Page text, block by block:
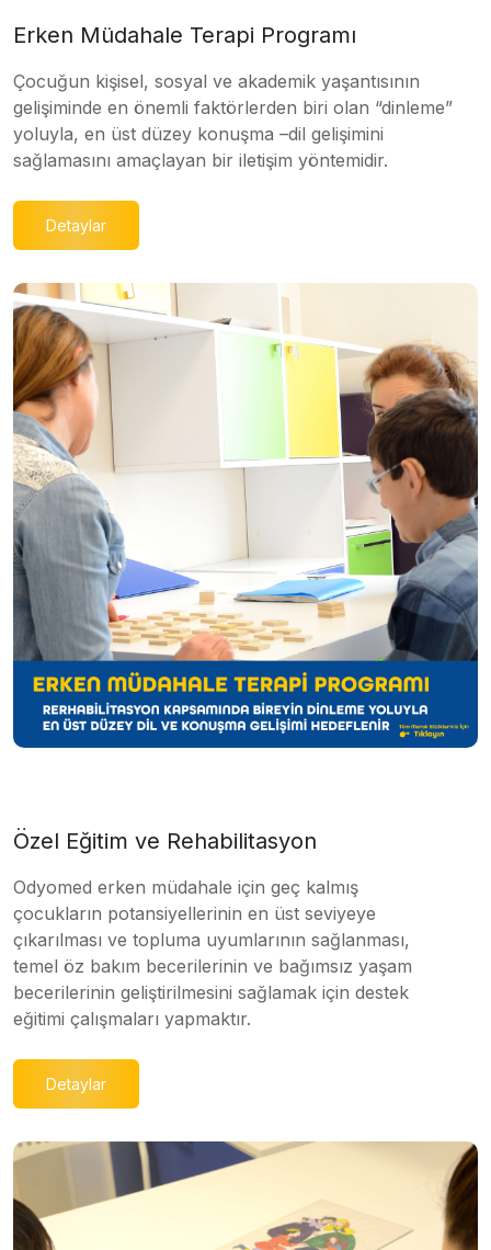
Erken Müdahale Terapi Programı
Çocuğun kişisel, sosyal ve akademik yaşantısının
gelişiminde en önemli faktörlerden biri olan “dinleme”
yoluyla, en üst düzey konuşma –dil gelişimini
sağlamasını amaçlayan bir iletişim yöntemidir.
Detaylar
Özel Eğitim ve Rehabilitasyon
Odyomed erken müdahale için geç kalmış
çocukların potansiyellerinin en üst seviyeye
çıkarılması ve topluma uyumlarının sağlanması,
temel öz bakım becerilerinin ve bağımsız yaşam
becerilerinin geliştirilmesini sağlamak için destek
eğitimi çalışmaları yapmaktır.
Detaylar